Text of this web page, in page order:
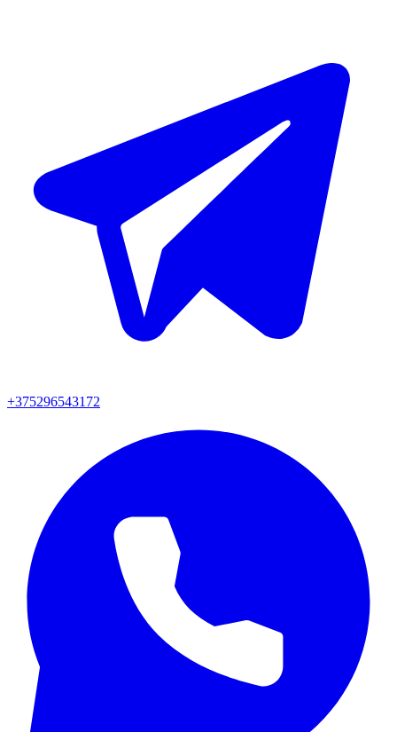
+375296543172